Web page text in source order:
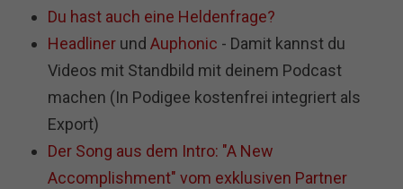
Du hast auch eine Heldenfrage?
Headliner undAuphonic - Damit kannst du
Videos mit Standbild mit deinem Podcast
machen (In Podigee kostenfrei integriert als
Export)
Der Song aus dem Intro: "A New
Accomplishment" vom exklusiven Partner